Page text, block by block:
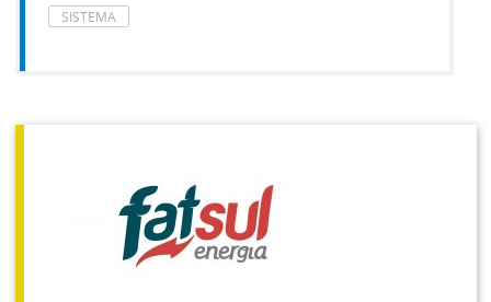
SISTEMA